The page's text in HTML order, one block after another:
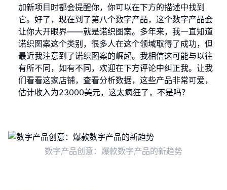
加新项目时都会提醒你，你可以在下方的描述中找到
它。好了，现在到了第八个数字产品，这个数字产品会
让你大开眼界——就是诺织图案。多年来，我一直知道
诺织图案这个类别，很多人在这个领域取得了成功，但
最近我注意到了诺织图案的崛起。我相信这可能与以往
有所不同，如有不同，欢迎在下方评论中纠正我。让我
们看看这家店铺，查看分析数据，这些产品非常可爱，
估计收入为23000美元，这太疯狂了，不是吗？
数字产品创意：爆款数字产品的新趋势